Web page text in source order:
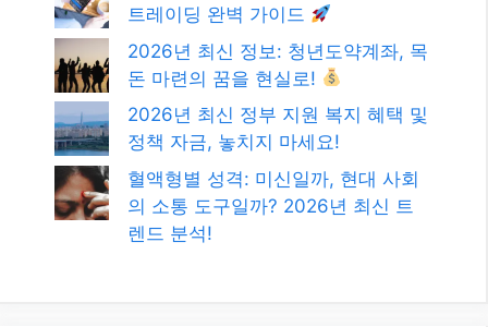
트레이딩 완벽 가이드
2026년 최신 정보: 청년도약계좌, 목
돈 마련의 꿈을 현실로!
2026년 최신 정부 지원 복지 혜택 및
정책 자금, 놓치지 마세요!
혈액형별 성격: 미신일까, 현대 사회
의 소통 도구일까? 2026년 최신 트
렌드 분석!